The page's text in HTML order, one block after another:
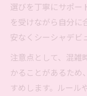
選びを丁寧にサポー
を受けながら自分に
安なくシーシャデビ
注意点として、混雑
かることがあるため
すめします。ルール